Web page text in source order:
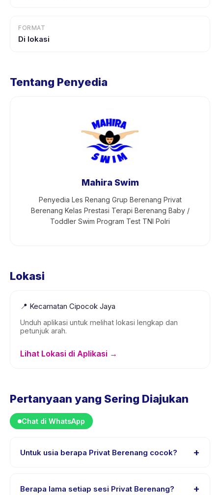
FORMAT
Di lokasi
Tentang Penyedia
Mahira Swim
Penyedia Les Renang Grup Berenang Privat
Berenang Kelas Prestasi Terapi Berenang Baby /
Toddler Swim Program Test TNI Polri
Lokasi
📍 Kecamatan Cipocok Jaya
Unduh aplikasi untuk melihat lokasi lengkap dan
petunjuk arah.
Lihat Lokasi di Aplikasi →
Pertanyaan yang Sering Diajukan
Chat di WhatsApp
Untuk usia berapa Privat Berenang cocok? +
tahun. Instruktur menyesuaikan program untuk berbagai
Berapa lama setiap sesi Privat Berenang? +